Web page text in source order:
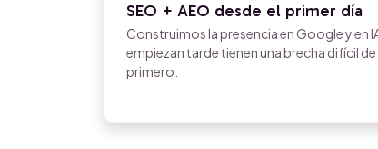
SEO + AEO desde el primer día
Construimos la presencia en Google y en
empiezan tarde tienen una brecha difícil
primero.